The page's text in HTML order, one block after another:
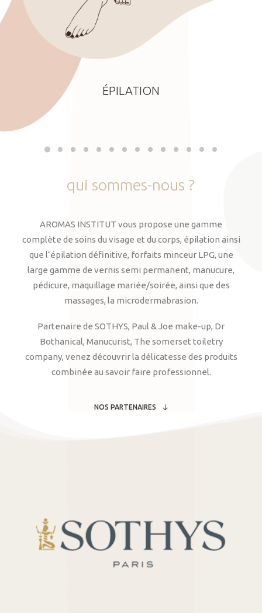
ÉPILATION
qui sommes-nous ?
AROMAS INSTITUT vous propose une gamme
complète de soins du visage et du corps, épilation ainsi
que l’épilation définitive, forfaits minceur LPG, une
large gamme de vernis semi permanent, manucure,
pédicure, maquillage mariée/soirée, ainsi que des
massages, la microdermabrasion.
Partenaire de SOTHYS, Paul & Joe make-up, Dr
Bothanical, Manucurist, The somerset toiletry
company, venez découvrir la délicatesse des produits
combinée au savoir faire professionnel.
NOS PARTENAIRES